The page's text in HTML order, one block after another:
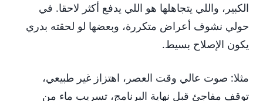
الكبير، واللي يتجاهلها هو اللي يدفع أكثر لاحقا. في
حولي نشوف أعراض متكررة، وبعضها لو لحقته بدري
يكون الإصلاح بسيط.
مثلا: صوت عالي وقت العصر، اهتزاز غير طبيعي،
توقف مفاجئ قبل نهاية البرنامج، تسريب ماء من